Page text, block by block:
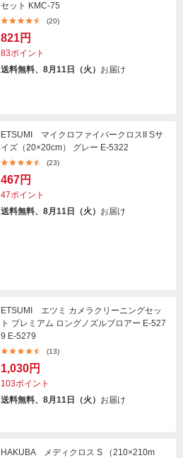
セット KMC-75
(20)
821円
83ポイント
送料無料、8月11日（火） お届け
ETSUMI マイクロファイバークロスII Sサ
イズ（20×20cm） グレー E-5322
(23)
467円
47ポイント
送料無料、8月11日（火） お届け
ETSUMI エツミ カメラクリーニングセッ
ト プレミアム ロングノズルブロアー E-527
9 E-5279
(13)
1,030円
103ポイント
送料無料、8月11日（火） お届け
HAKUBA メディクロス S （210×210m